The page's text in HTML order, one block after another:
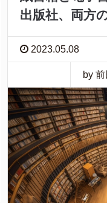
出版社、両方
2023.05.08
by